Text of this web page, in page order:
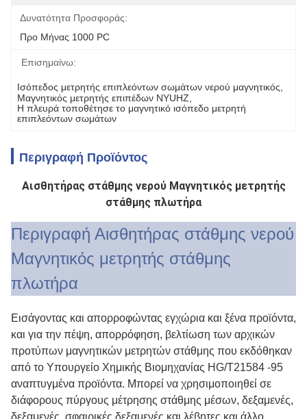
Δυνατότητα Προσφοράς:
Προ Μήνας 1000 PC
Επισημαίνω:
Ισόπεδος μετρητής επιπλεόντων σωμάτων νερού μαγνητικός
Μαγνητικός μετρητής επιπέδων NYUHZ
Η πλευρά τοποθέτησε το μαγνητικό ισόπεδο μετρητή
επιπλεόντων σωμάτων
Περιγραφή Προϊόντος
Αισθητήρας στάθμης νερού Μαγνητικός μετρητής
στάθμης πλωτήρα
Περιγραφή Αισθητήρας στάθμης νερού
Μαγνητικός μετρητής στάθμης
πλωτήρα
Εισάγοντας και απορροφώντας εγχώρια και ξένα προϊόντα,
και για την πέψη, απορρόφηση, βελτίωση των αρχικών
προτύπων μαγνητικών μετρητών στάθμης που εκδόθηκαν
από το Υπουργείο Χημικής Βιομηχανίας HG/T21584 -95
αναπτυγμένα προϊόντα. Μπορεί να χρησιμοποιηθεί σε
διάφορους πύργους μέτρησης στάθμης μέσων, δεξαμενές,
δεξαμενές, σφαιρικές δεξαμενές και λέβητες και άλλο